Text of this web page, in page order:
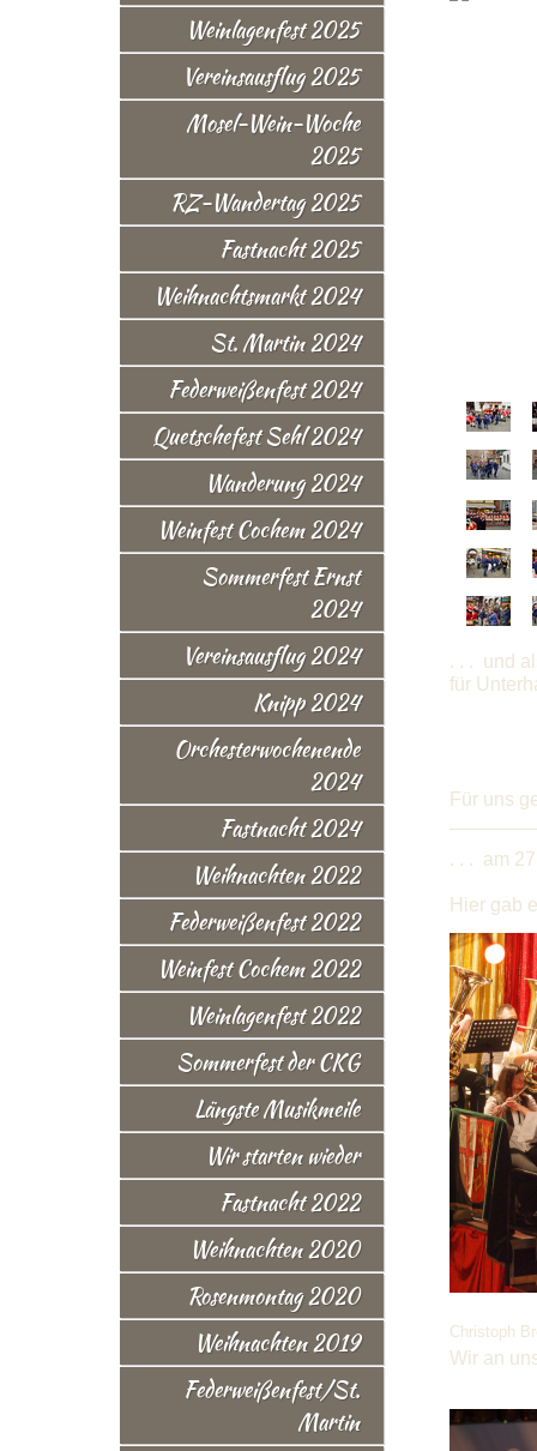
Weinlagenfest 2025
Vereinsausflug 2025
Mosel-Wein-Woche
2025
RZ-Wandertag 2025
Fastnacht 2025
Weihnachtsmarkt 2024
St. Martin 2024
Federweißenfest 2024
Quetschefest Sehl 2024
Wanderung 2024
Weinfest Cochem 2024
Sommerfest Ernst
2024
Vereinsausflug 2024
Knipp 2024
Orchesterwochenende
2024
Fastnacht 2024
Weihnachten 2022
Federweißenfest 2022
Weinfest Cochem 2022
Weinlagenfest 2022
Sommerfest der CKG
Längste Musikmeile
Wir starten wieder
Fastnacht 2022
Weihnachten 2020
Rosenmontag 2020
Weihnachten 2019
Federweißenfest/St.
Martin
. . . und
für
Für uns
. . . am
Hier gab
Christoph
Wir an